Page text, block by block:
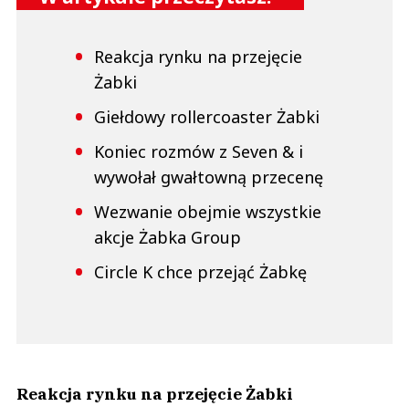
Reakcja rynku na przejęcie
Żabki
Giełdowy rollercoaster Żabki
Koniec rozmów z Seven & i
wywołał gwałtowną przecenę
Wezwanie obejmie wszystkie
akcje Żabka Group
Circle K chce przejąć Żabkę
Reakcja rynku na przejęcie Żabki